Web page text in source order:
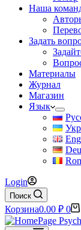
Наша
Задать
Материалы
Журнал
Магазин
Язык
Login
Поиск
Корзина0.00 ₽ 0